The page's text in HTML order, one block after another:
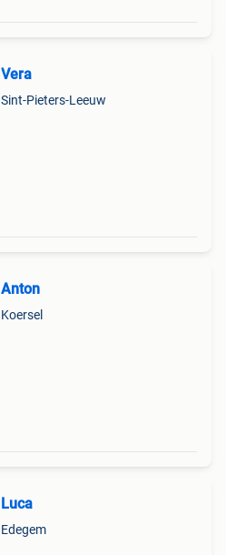
Vera
Sint-Pieters-Leeuw
Anton
Koersel
Luca
Edegem